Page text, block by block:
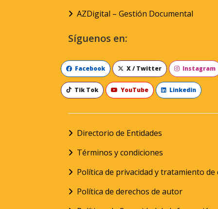
AZDigital – Gestión Documental
Síguenos en:
Facebook X / Twitter Instagram
Tik Tok YouTube Linkedin
Directorio de Entidades
Términos y condiciones
Política de privacidad y tratamiento
Política de derechos de autor